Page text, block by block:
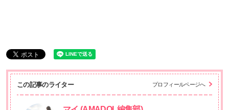
この記事のライター プロフィールページへ